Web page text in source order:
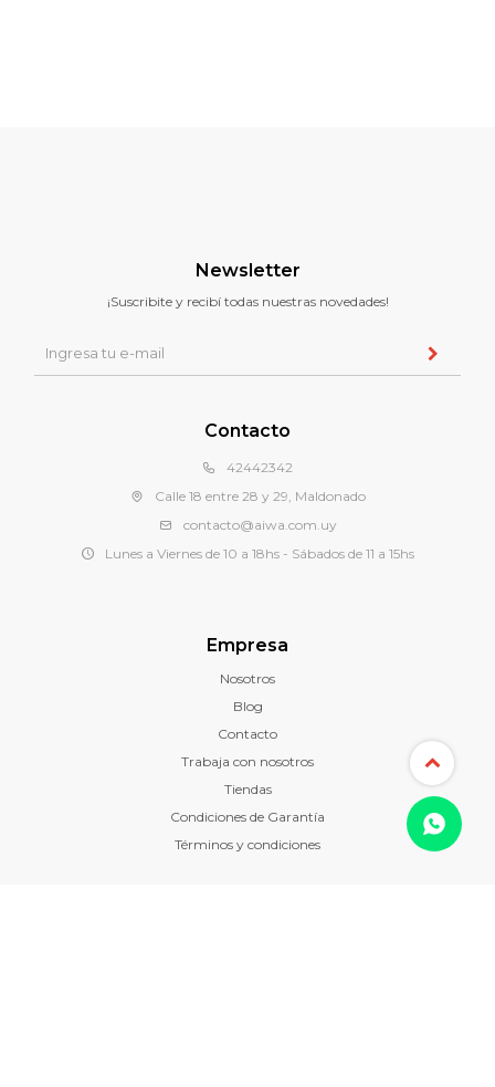
Contacto
42442342
Calle 18 entre 28 y 29, Maldonado
contacto@aiwa.com.uy
Lunes a Viernes de 10 a 18hs - Sábados de 11 a 15hs
Empresa
Nosotros
Blog
Contacto
Trabaja con nosotros
Tiendas
Condiciones de Garantía
Términos y condiciones
Newsletter
¡Suscribite y recibí todas nuestras novedades!